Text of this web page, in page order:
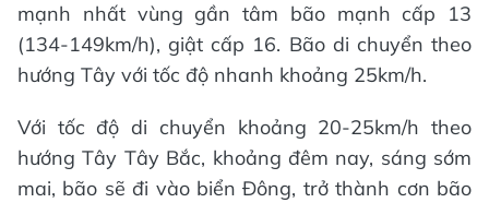
mạnh nhất vùng gần tâm bão mạnh cấp 13
(134-149km/h), giật cấp 16. Bão di chuyển theo
hướng Tây với tốc độ nhanh khoảng 25km/h.
Với tốc độ di chuyển khoảng 20-25km/h theo
hướng Tây Tây Bắc, khoảng đêm nay, sáng sớm
mai, bão sẽ đi vào biển Đông, trở thành cơn bão